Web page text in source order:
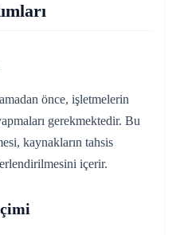
önce, işletmelerin
gerekmektedir. Bu
kaynakların tahsis
içerir.